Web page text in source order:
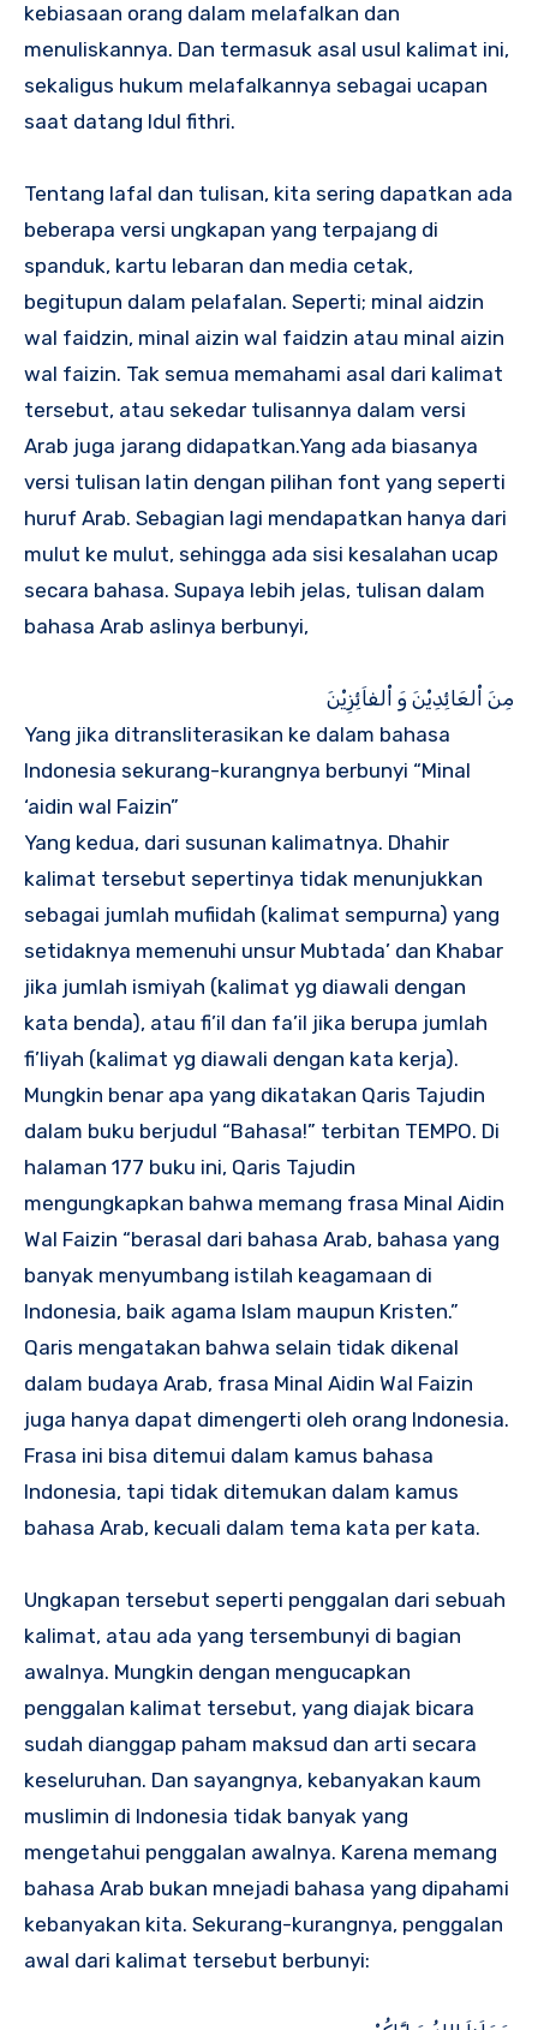
kebiasaan orang dalam melafalkan dan
menuliskannya. Dan termasuk asal usul kalimat ini,
sekaligus hukum melafalkannya sebagai ucapan
saat datang Idul fithri.
Tentang lafal dan tulisan, kita sering dapatkan ada
beberapa versi ungkapan yang terpajang di
spanduk, kartu lebaran dan media cetak,
begitupun dalam pelafalan. Seperti; minal aidzin
wal faidzin, minal aizin wal faidzin atau minal aizin
wal faizin. Tak semua memahami asal dari kalimat
tersebut, atau sekedar tulisannya dalam versi
Arab juga jarang didapatkan.Yang ada biasanya
versi tulisan latin dengan pilihan font yang seperti
huruf Arab. Sebagian lagi mendapatkan hanya dari
mulut ke mulut, sehingga ada sisi kesalahan ucap
secara bahasa. Supaya lebih jelas, tulisan dalam
bahasa Arab aslinya berbunyi,
مِنَ اْلعَائِدِيْنَ وَ اْلفاَئِزِيْنَ
Yang jika ditransliterasikan ke dalam bahasa
Indonesia sekurang-kurangnya berbunyi “Minal
‘aidin wal Faizin”
Yang kedua, dari susunan kalimatnya. Dhahir
kalimat tersebut sepertinya tidak menunjukkan
sebagai jumlah mufiidah (kalimat sempurna) yang
setidaknya memenuhi unsur Mubtada’ dan Khabar
jika jumlah ismiyah (kalimat yg diawali dengan
kata benda), atau fi’il dan fa’il jika berupa jumlah
fi’liyah (kalimat yg diawali dengan kata kerja).
Mungkin benar apa yang dikatakan Qaris Tajudin
dalam buku berjudul “Bahasa!” terbitan TEMPO. Di
halaman 177 buku ini, Qaris Tajudin
mengungkapkan bahwa memang frasa Minal Aidin
Wal Faizin “berasal dari bahasa Arab, bahasa yang
banyak menyumbang istilah keagamaan di
Indonesia, baik agama Islam maupun Kristen.”
Qaris mengatakan bahwa selain tidak dikenal
dalam budaya Arab, frasa Minal Aidin Wal Faizin
juga hanya dapat dimengerti oleh orang Indonesia.
Frasa ini bisa ditemui dalam kamus bahasa
Indonesia, tapi tidak ditemukan dalam kamus
bahasa Arab, kecuali dalam tema kata per kata.
Ungkapan tersebut seperti penggalan dari sebuah
kalimat, atau ada yang tersembunyi di bagian
awalnya. Mungkin dengan mengucapkan
penggalan kalimat tersebut, yang diajak bicara
sudah dianggap paham maksud dan arti secara
keseluruhan. Dan sayangnya, kebanyakan kaum
muslimin di Indonesia tidak banyak yang
mengetahui penggalan awalnya. Karena memang
bahasa Arab bukan mnejadi bahasa yang dipahami
kebanyakan kita. Sekurang-kurangnya, penggalan
awal dari kalimat tersebut berbunyi: